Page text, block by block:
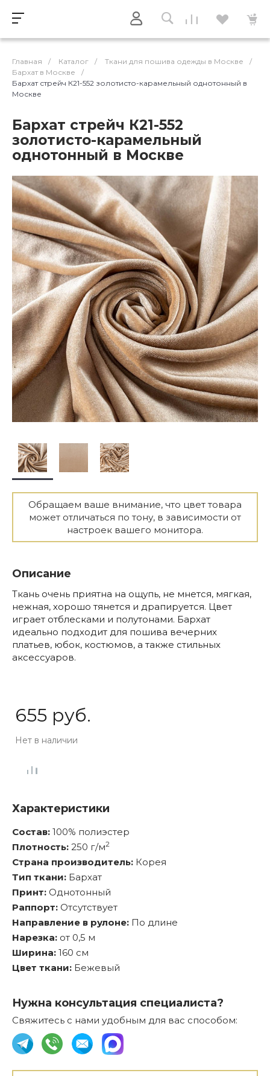
Главная / Каталог / Ткани для пошива одежды в Москве
/
Бархат в Москве
/
Бархат стрейч К21-552 золотисто-карамельный однотонный в
Москве
Бархат стрейч К21-552
золотисто-карамельный
однотонный в Москве
Обращаем ваше внимание, что цвет товара
может отличаться по тону, в зависимости от
настроек вашего монитора.
Описание
Ткань очень приятна на ощупь, не мнется, мягкая,
нежная, хорошо тянется и драпируется. Цвет
играет отблесками и полутонами. Бархат
идеально подходит для пошива вечерних
платьев, юбок, костюмов, а также стильных
аксессуаров.
655 руб.
Нет в наличии
Характеристики
Состав: 100% полиэстер
Плотность: 250 г/м2
Страна производитель: Корея
Тип ткани: Бархат
Принт: Однотонный
Раппорт: Отсутствует
Направление в рулоне: По длине
Нарезка: от 0,5 м
Ширина: 160 см
Цвет ткани: Бежевый
Нужна консультация специалиста?
Свяжитесь с нами удобным для вас способом: